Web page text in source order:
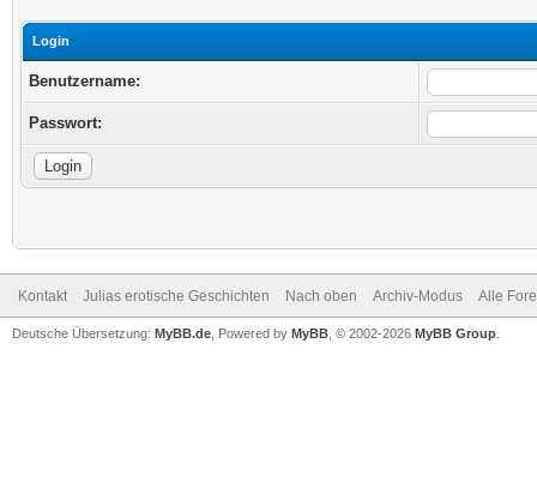
Login
Benutzername:
Passwort:
Kontakt Julias erotische Geschichten Nach oben Archiv-Modus Alle
Deutsche Übersetzung: MyBB.de , Powered by MyBB , © 2002-2026 MyBB Group